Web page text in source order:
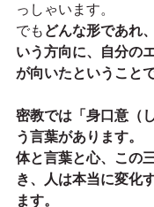
っしゃいます。
でも どんな形であれ
いう方向に、自分の
が向いたということ
密教では「身口意（
う言葉があります。
体と言葉と心、この
き、人は本当に変化
ます。